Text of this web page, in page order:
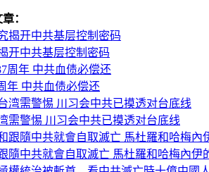
：
开中共基层控制密码
年 中共血债必偿还
需警惕 川习会中共已摸透对台底线
隨中共就會自取滅亡 馬杜羅和哈梅內伊